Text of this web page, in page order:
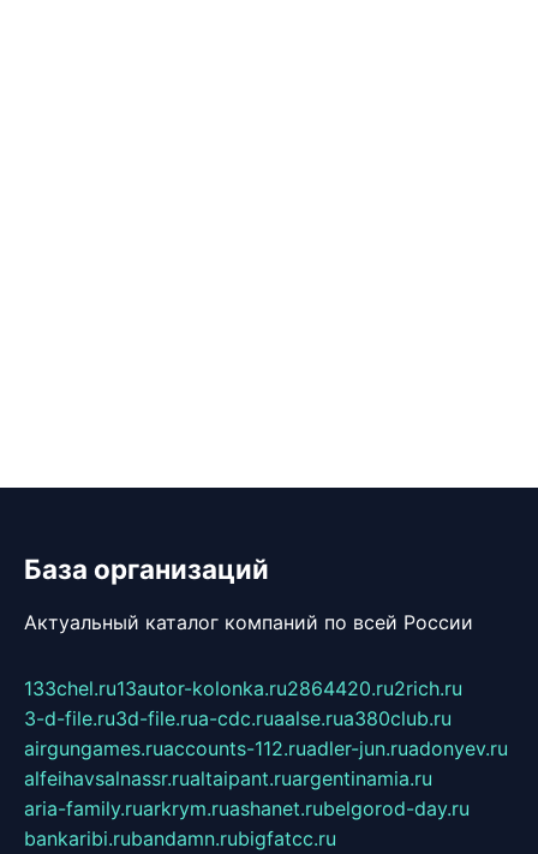
База организаций
Актуальный каталог компаний по всей России
133chel.ru13autor-kolonka.ru2864420.ru2rich.ru
3-d-file.ru3d-file.rua-cdc.ruaalse.rua380club.ru
airgungames.ruaccounts-112.ruadler-jun.ruadonyev.ru
alfeihavsalnassr.rualtaipant.ruargentinamia.ru
aria-family.ruarkrym.ruashanet.rubelgorod-day.ru
bankaribi.rubandamn.rubigfatcc.ru